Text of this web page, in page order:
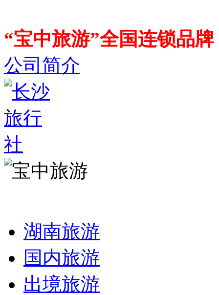
“宝中旅游”全国连锁品
公司简介
湖南旅游
国内旅游
出境旅游